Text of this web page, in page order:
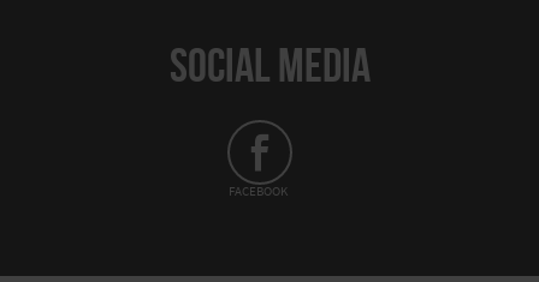
SOCIAL MEDIA
FACEBOOK